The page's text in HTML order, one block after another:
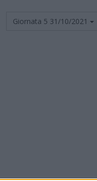
Giornata 5 31/10/2021